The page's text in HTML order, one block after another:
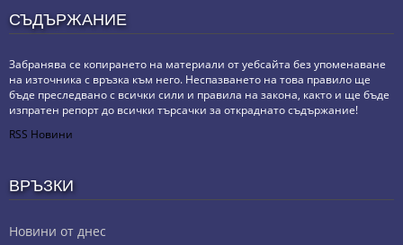
СЪДЪРЖАНИЕ
Забранява се копирането на материали от уебсайта без упоменаване
на източника с връзка към него. Неспазването на това правило ще
бъде преследвано с всички сили и правила на закона, както и ще бъде
изпратен репорт до всички търсачки за откраднато съдържание!
RSS Новини
ВРЪЗКИ
Новини от днес